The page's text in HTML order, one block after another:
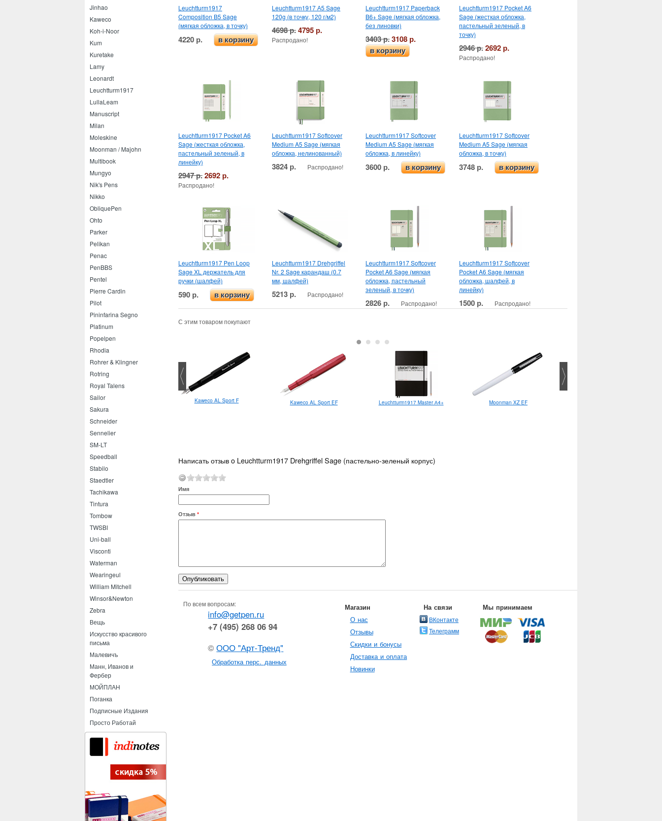
Jinhao
Kaweco
Koh-i-Noor
Kum
Kuretake
Lamy
Leonardt
Leuchtturm1917
LullaLeam
Manuscript
Milan
Moleskine
Moonman / Majohn
Multibook
Mungyo
Nik's Pens
Nikko
ObliquePen
Ohto
Parker
Pelikan
Penac
PenBBS
Pentel
Pierre Cardin
Pilot
Pininfarina Segno
Platinum
Popelpen
Rhodia
Rohrer & Klingner
Rotring
Royal Talens
Sailor
Sakura
Schneider
Sennelier
SM-LT
Speedball
Stabilo
Staedtler
Tachikawa
Tintura
Tombow
TWSBI
Uni-ball
Visconti
Waterman
Wearingeul
William Mitchell
Winsor&Newton
Zebra
Вещь
Искусство красивого
письма
Малевичъ
Манн, Иванов и
Фербер
МОЙПЛАН
Поганка
Подписные Издания
Просто Работай
Leuchtturm1917
Composition B5 Sage
(мягкая обложка, в точку)
4220 р. в корзину
Leuchtturm1917 А5 Sage
120g (в точку, 120 г/м2)
4698 р.4795 р.
Распродано!
Leuchtturm1917 Paperback
B6+ Sage (мягкая обложка,
без линовки)
3403 р.3108 р.
в корзину
Leuchtturm1917 Pocket A6
Sage (жесткая обложка,
пастельный зеленый, в
точку)
2946 р.2692 р.
Распродано!
Leuchtturm1917 Pocket A6
Sage (жесткая обложка,
пастельный зеленый, в
линейку)
2947 р.2692 р.
Распродано!
Leuchtturm1917 Softcover
Medium A5 Sage (мягкая
обложка, нелинованный)
3824 р. Распродано!
Leuchtturm1917 Softcover
Medium A5 Sage (мягкая
обложка, в линейку)
3600 р. в корзину
Leuchtturm1917 Softcover
Medium A5 Sage (мягкая
обложка, в точку)
3748 р. в корзину
Leuchtturm1917 Pen Loop
Sage XL держатель для
ручки (шалфей)
590 р. в корзину
Leuchtturm1917 Drehgriffel
Nr. 2 Sage карандаш (0.7
мм, шалфей)
5213 р. Распродано!
Leuchtturm1917 Softcover
Pocket A6 Sage (мягкая
обложка, пастельный
зеленый, в точку)
2826 р. Распродано!
Leuchtturm1917 Softcover
Pocket A6 Sage (мягкая
обложка, шалфей, в
линейку)
1500 р. Распродано!
С этим товаром покупают
Pilot Frixion Fineliner 1.3 Kaweco AL Sport F Kaweco AL Sport EF Leuchtturm1917 Master А4+ Moonman XZ EF
Написать отзыв o Leuchtturm1917 Drehgriffel Sage (пастельно-зеленый корпус)
Имя
Отзыв *
По всем вопросам:
info@getpen.ru
+7 (495) 268 06 94
©ООО "Арт-Тренд"
Обработка перс. данных
Магазин
О нас
Отзывы
Скидки и бонусы
Доставка и оплата
Новинки
На связи
ВКонтакте
Телеграмм
Мы принимаем